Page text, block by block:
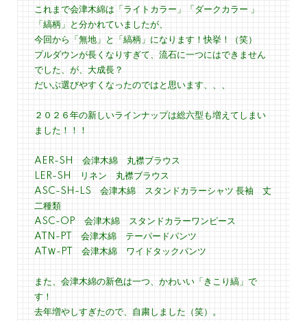
これまで会津木綿は「ライトカラー」「ダークカラー 」
「縞柄」と分かれていましたが、
今回から「無地」と「縞柄」になります！快挙！（笑）
プルダウンが長くなりすぎて、流石に一つにはできません
でした、が、大成長？
だいぶ選びやすくなったのではと思います、、、
２０２６年の新しいラインナップは総六型も増えてしまい
ました！！！
AER-SH 会津木綿 丸襟ブラウス
LER-SH リネン 丸襟ブラウス
ASC-SH-LS 会津木綿 スタンドカラーシャツ 長袖 丈
二種類
ASC-OP 会津木綿 スタンドカラーワンピース
ATN-PT 会津木綿 テーパードパンツ
ATＷ-PT 会津木綿 ワイドタックパンツ
また、会津木綿の新色は一つ、かわいい「きこり縞」で
す！
去年増やしすぎたので、自粛しました（笑）。